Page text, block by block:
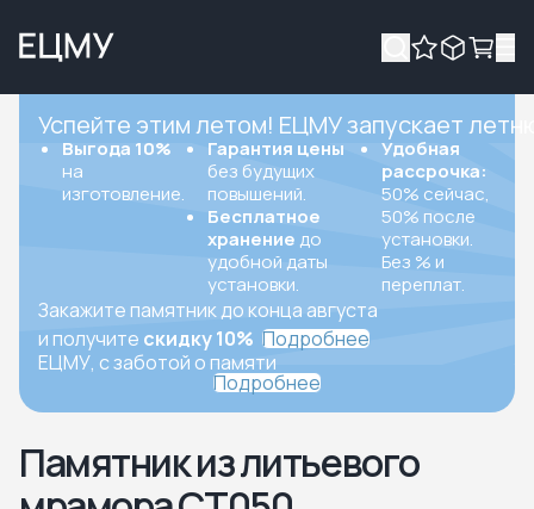
Успейте этим летом! ЕЦМУ запускает
Выгода 10%
на
изготовление.
Гарантия цены
без будущих
повышений.
Бесплатное
хранение до
удобной даты
установки.
Удобная
рассрочка:
50% сейчас,
50% после
установки.
Без % и
переплат.
Закажите памятник до конца августа
и получите скидку 10% Подробнее
ЕЦМУ, с заботой о памяти
Подробнее
Памятник из литьевого